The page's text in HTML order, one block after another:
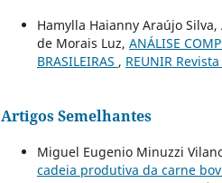
Hamylla Haianny Araújo
de Morais Luz, ANÁLISE
BRASILEIRAS , REUNIR
Artigos Semelhantes
Miguel Eugenio Minuzzi
cadeia produtiva da carne